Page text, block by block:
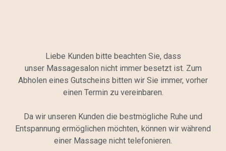
Liebe Kunden bitte beachten Sie, dass
unser Massagesalon nicht immer besetzt ist. Zum
Abholen eines Gutscheins bitten wir Sie immer, vorher
einen Termin zu vereinbaren.
Da wir unseren Kunden die bestmögliche Ruhe und
Entspannung ermöglichen möchten, können wir während
einer Massage nicht telefonieren.